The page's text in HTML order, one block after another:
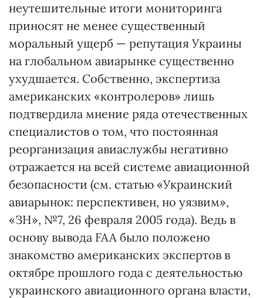
неутешительные итоги мониторинга
приносят не менее существенный
моральный ущерб — репутация Украины
на глобальном авиарынке существенно
ухудшается. Собственно, экспертиза
американских «контролеров» лишь
подтвердила мнение ряда отечественных
специалистов о том, что постоянная
реорганизация авиаслужбы негативно
отражается на всей системе авиационной
безопасности (см. статью «Украинский
авиарынок: перспективен, но уязвим»,
«ЗН», №7, 26 февраля 2005 года). Ведь в
основу вывода FAA было положено
знакомство американских экспертов в
октябре прошлого года с деятельностью
украинского авиационного органа власти,